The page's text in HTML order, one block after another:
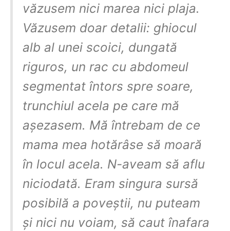
văzusem nici marea nici plaja.
Văzusem doar detalii: ghiocul
alb al unei scoici, dungată
riguros, un rac cu abdomeul
segmentat întors spre soare,
trunchiul acela pe care mă
așezasem. Mă întrebam de ce
mama mea hotărâse să moară
în locul acela. N-aveam să aflu
niciodată. Eram singura sursă
posibilă a poveștii, nu puteam
și nici nu voiam, să caut înafara